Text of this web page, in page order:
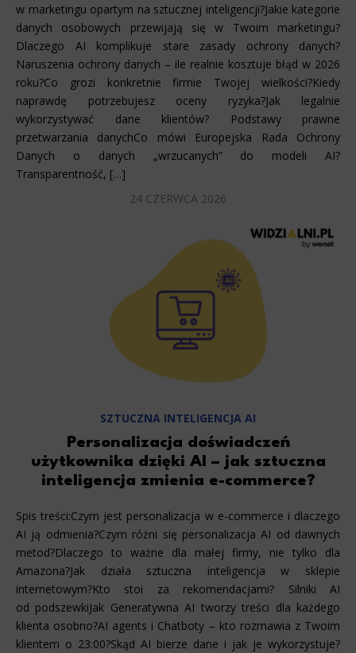
w marketingu opartym na sztucznej inteligencji?Jakie kategorie
danych osobowych przewijają się w Twoim marketingu?
Dlaczego AI komplikuje stare zasady ochrony danych?
Naruszenia ochrony danych – ile realnie kosztuje błąd w 2026
roku?Co grozi konkretnie firmie Twojej wielkości?Kiedy
naprawdę potrzebujesz oceny ryzyka?Jak legalnie
wykorzystywać dane klientów? Podstawy prawne
przetwarzania danychCo mówi Europejska Rada Ochrony
Danych o danych „wrzucanych” do modeli AI?
Transparentność, […]
24 CZERWCA 2026
SZTUCZNA INTELIGENCJA AI
Personalizacja doświadczeń
użytkownika dzięki AI – jak sztuczna
inteligencja zmienia e-commerce?
Spis treści:Czym jest personalizacja w e-commerce i dlaczego
AI ją odmienia?Czym różni się personalizacja AI od dawnych
metod?Dlaczego to ważne dla małej firmy, nie tylko dla
Amazona?Jak działa sztuczna inteligencja w sklepie
internetowym?Kto stoi za rekomendacjami? Silniki AI
od podszewkiJak Generatywna AI tworzy treści dla każdego
klienta osobno?AI agents i Chatboty – kto rozmawia z Twoim
klientem o 23:00?Skąd AI bierze dane i jak je wykorzystuje?